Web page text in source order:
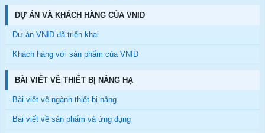
DỰ ÁN VÀ KHÁCH HÀNG CỦA VNID
Dự án VNID đã triển khai
Khách hàng với sản phẩm của VNID
BÀI VIẾT VỀ THIẾT BỊ NÂNG HẠ
Bài viết về ngành thiết bị nâng
Bài viết về sản phẩm và ứng dụng